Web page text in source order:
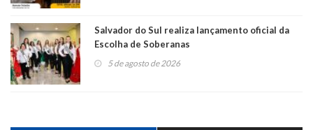
Salvador do Sul realiza lançamento oficial da
Escolha de Soberanas
5 de agosto de 2026